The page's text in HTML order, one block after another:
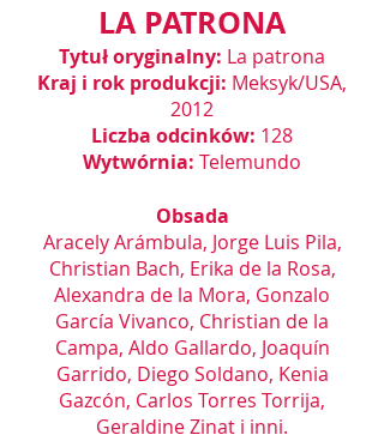
LA PATRONA
Tytuł oryginalny: La patrona
Kraj i rok produkcji: Meksyk/USA,
2012
Liczba odcinków: 128
Wytwórnia: Telemundo
Obsada
Aracely Arámbula, Jorge Luis Pila,
Christian Bach, Erika de la Rosa,
Alexandra de la Mora, Gonzalo
García Vivanco, Christian de la
Campa, Aldo Gallardo, Joaquín
Garrido, Diego Soldano, Kenia
Gazcón, Carlos Torres Torrija,
Geraldine Zinat i inni.